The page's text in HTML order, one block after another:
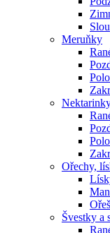
Meruňky
Ořechy,
Švestky a